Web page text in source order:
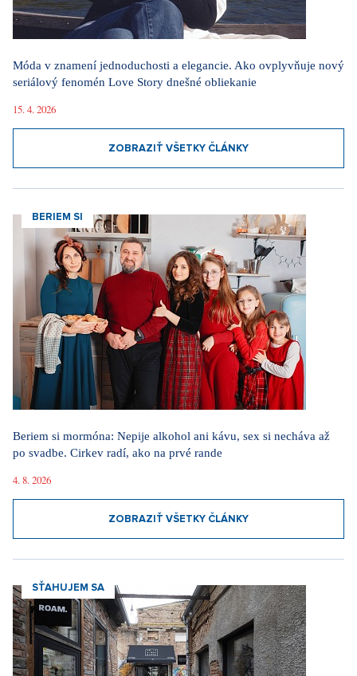
Móda v znamení jednoduchosti a elegancie. Ako ovplyvňuje nový
seriálový fenomén Love Story dnešné obliekanie
15. 4. 2026
ZOBRAZIŤ VŠETKY ČLÁNKY
BERIEM SI
Beriem si mormóna: Nepije alkohol ani kávu, sex si necháva až
po svadbe. Cirkev radí, ako na prvé rande
4. 8. 2026
ZOBRAZIŤ VŠETKY ČLÁNKY
SŤAHUJEM SA